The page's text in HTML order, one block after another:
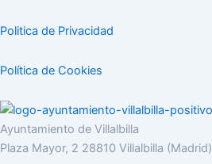
Politica de Privacidad
Política de Cookies
Ayuntamiento de Villalbilla
Plaza Mayor, 2 28810 Villalbilla (Madrid)